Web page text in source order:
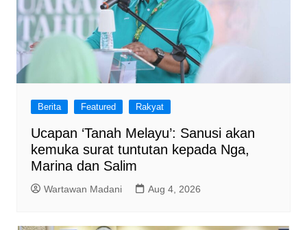
Berita Featured Rakyat
Ucapan ‘Tanah Melayu’: Sanusi akan
kemuka surat tuntutan kepada Nga,
Marina dan Salim
Wartawan Madani Aug 4, 2026